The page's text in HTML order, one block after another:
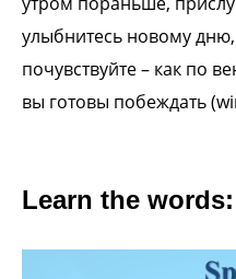
улыбнитесь новому дню,
почувствуйте – как по
вы готовы побеждать
Learn the words: